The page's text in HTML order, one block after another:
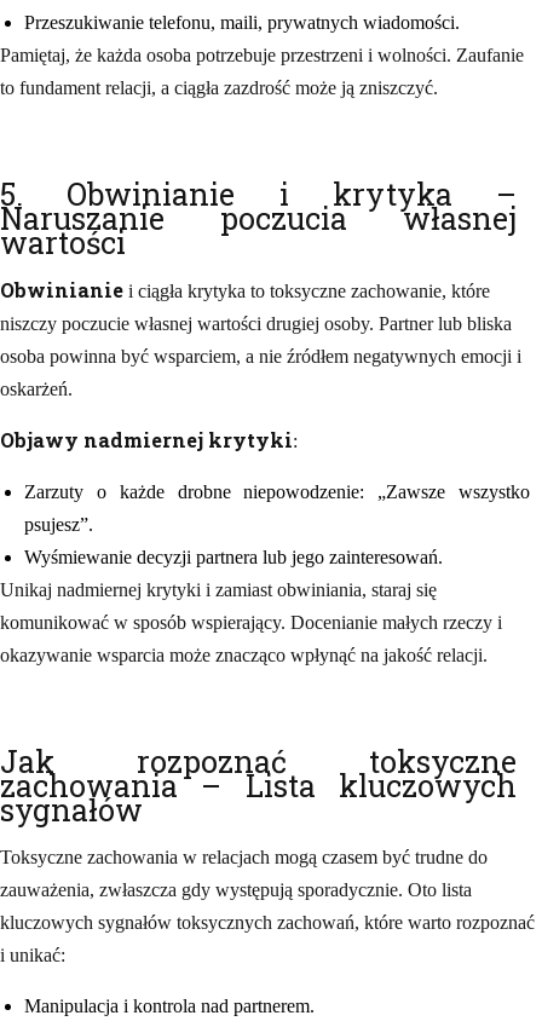
Przeszukiwanie telefonu, maili, prywatnych wiadomości.
Pamiętaj, że każda osoba potrzebuje przestrzeni i wolności. Zaufanie
to fundament relacji, a ciągła zazdrość może ją zniszczyć.
5. Obwinianie i krytyka –
Naruszanie poczucia własnej
wartości
Obwinianie i ciągła krytyka to toksyczne zachowanie, które
niszczy poczucie własnej wartości drugiej osoby. Partner lub bliska
osoba powinna być wsparciem, a nie źródłem negatywnych emocji i
oskarżeń.
Objawy nadmiernej krytyki:
Zarzuty o każde drobne niepowodzenie: „Zawsze wszystko
psujesz”.
Wyśmiewanie decyzji partnera lub jego zainteresowań.
Unikaj nadmiernej krytyki i zamiast obwiniania, staraj się
komunikować w sposób wspierający. Docenianie małych rzeczy i
okazywanie wsparcia może znacząco wpłynąć na jakość relacji.
Jak rozpoznać toksyczne
zachowania – Lista kluczowych
sygnałów
Toksyczne zachowania w relacjach mogą czasem być trudne do
zauważenia, zwłaszcza gdy występują sporadycznie. Oto lista
kluczowych sygnałów toksycznych zachowań, które warto rozpoznać
i unikać:
Manipulacja i kontrola nad partnerem.